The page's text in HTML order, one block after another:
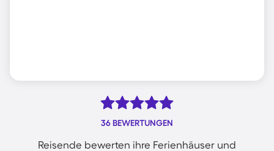
36 BEWERTUNGEN
Reisende bewerten ihre Ferienhäuser und